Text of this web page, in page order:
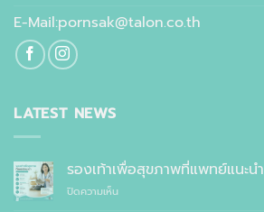
E-Mail:pornsak@talon.co.th
LATEST NEWS
รองเท้าเพื่อสุขภาพที่แพทย์แนะนำ
ปิดความเห็นบน